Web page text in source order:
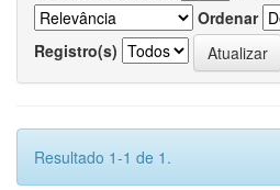
Ordenar
Registro(s)
Resultado 1-1 de 1.